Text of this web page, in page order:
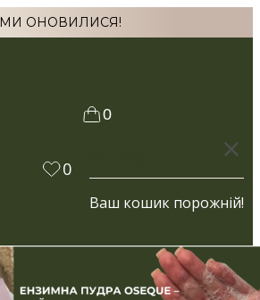
МИ ОНОВИЛИСЯ!
0
0
Ваш кошик порожній!